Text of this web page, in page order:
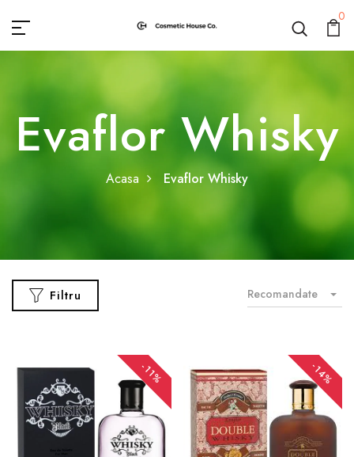
0
Evaflor Whisky
Acasa Evaflor Whisky
Filtru Recomandate
-11% -14%